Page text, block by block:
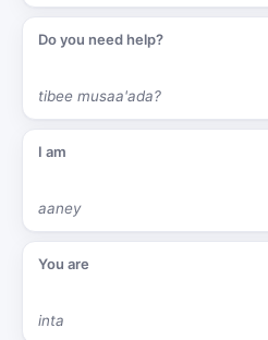
Do you need help?
tibee musaa'ada?
I am
aaney
You are
inta